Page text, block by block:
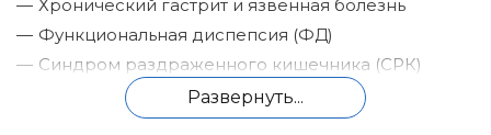
Хронический гастрит и язвенная болезнь
Функциональная диспепсия (ФД)
Синдром раздраженного кишечника (СРК)
Дисбактериоз и нарушение моторики
Воспалительные заболевания кишечника (ВЗК)
Развернуть...